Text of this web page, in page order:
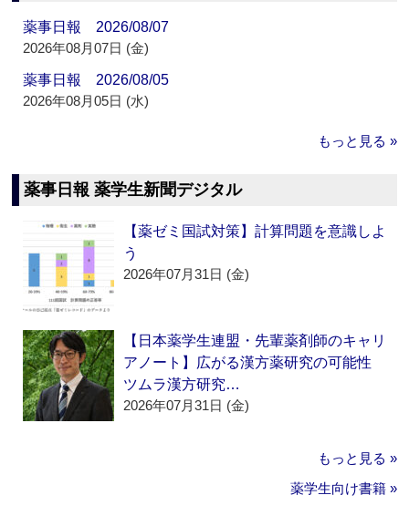
薬事日報 2026/08/07
2026年08月07日 (金)
薬事日報 2026/08/05
2026年08月05日 (水)
もっと見る »
薬事日報 薬学生新聞デジタル
【薬ゼミ国試対策】計算問題を意識しよ
う
2026年07月31日 (金)
【日本薬学生連盟・先輩薬剤師のキャリ
アノート】広がる漢方薬研究の可能性
ツムラ漢方研究…
2026年07月31日 (金)
もっと見る »
薬学生向け書籍 »